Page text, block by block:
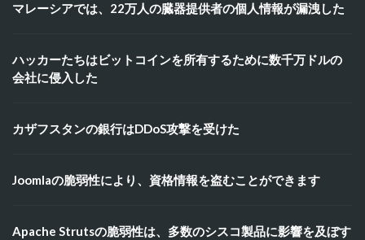
マレーシアでは、22万人の臓器提供者の個人情報が漏洩した
ハッカーたちはビットコインを所有するために数千万ドルの
会社に侵入した
カザフスタンの銀行はDDoS攻撃を受けた
Joomlaの脆弱性により、資格情報を盗むことができます
Apache Strutsの脆弱性は、多数のシスコ製品に影響を及ぼす